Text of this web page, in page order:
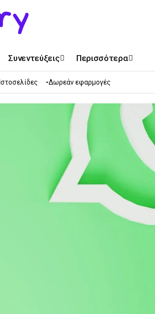
Συνεντεύξεις Περισσότερα
Ιστοσελίδες Δωρεάν εφαρμογές